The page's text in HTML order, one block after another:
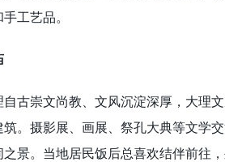
工艺品。
崇文尚教、文风沉淀深厚，大理文
筑。摄影展、画展、祭孔大典等文学
景。当地居民饭后总喜欢结伴前往